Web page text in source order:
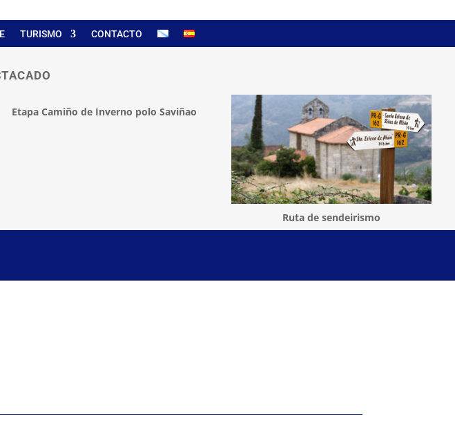
TURISMO CONTACTO
Etapa Camiño de Inverno polo Saviñao
Ruta de sendeirismo